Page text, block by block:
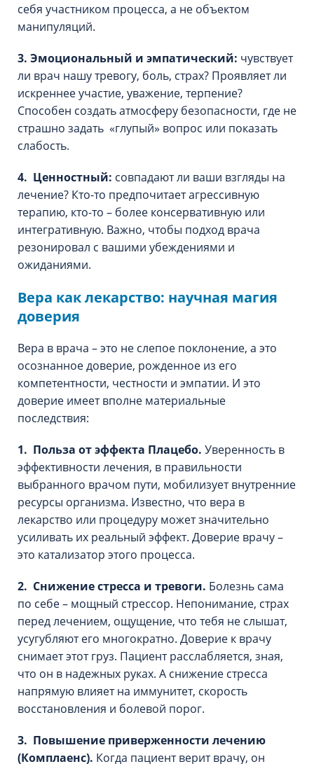
себя участником процесса, а не объектом
манипуляций.
3. Эмоциональный и эмпатический: чувствует
ли врач нашу тревогу, боль, страх? Проявляет ли
искреннее участие, уважение, терпение?
Способен создать атмосферу безопасности, где не
страшно задать «‎глупый» вопрос или показать
слабость.
4. Ценностный: совпадают ли ваши взгляды на
лечение? Кто-то предпочитает агрессивную
терапию, кто-то – более консервативную или
интегративную. Важно, чтобы подход врача
резонировал с вашими убеждениями и
ожиданиями.
Вера как лекарство: научная магия
доверия
Вера в врача – это не слепое поклонение, а это
осознанное доверие, рожденное из его
компетентности, честности и эмпатии. И это
доверие имеет вполне материальные
последствия:
1. Польза от эффекта Плацебо. Уверенность в
эффективности лечения, в правильности
выбранного врачом пути, мобилизует внутренние
ресурсы организма. Известно, что вера в
лекарство или процедуру может значительно
усиливать их реальный эффект. Доверие врачу –
это катализатор этого процесса.
2. Снижение стресса и тревоги. Болезнь сама
по себе – мощный стрессор. Непонимание, страх
перед лечением, ощущение, что тебя не слышат,
усугубляют его многократно. Доверие к врачу
снимает этот груз. Пациент расслабляется, зная,
что он в надежных руках. А снижение стресса
напрямую влияет на иммунитет, скорость
восстановления и болевой порог.
3. Повышение приверженности лечению
(Комплаенс). Когда пациент верит врачу, он